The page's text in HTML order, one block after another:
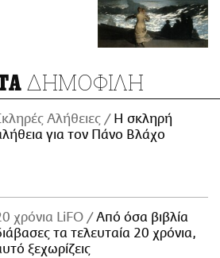
ΔΗΜΟΦΙΛΗ
Αλήθειες
H σκληρή
για τον Πάνο Βλάχο
χρόνια LiFO
Από όσα βιβλία
τα τελευταία 20 χρόνια,
ξεχωρίζεις